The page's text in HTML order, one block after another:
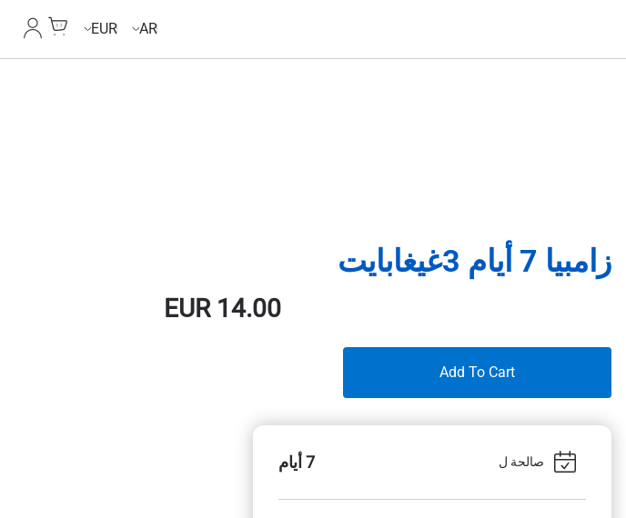
AR
EUR
حسابي
زامبيا 7 أيام 3غيغابايت
EUR14.00
Add To Cart
صالحة ل 7 أيام